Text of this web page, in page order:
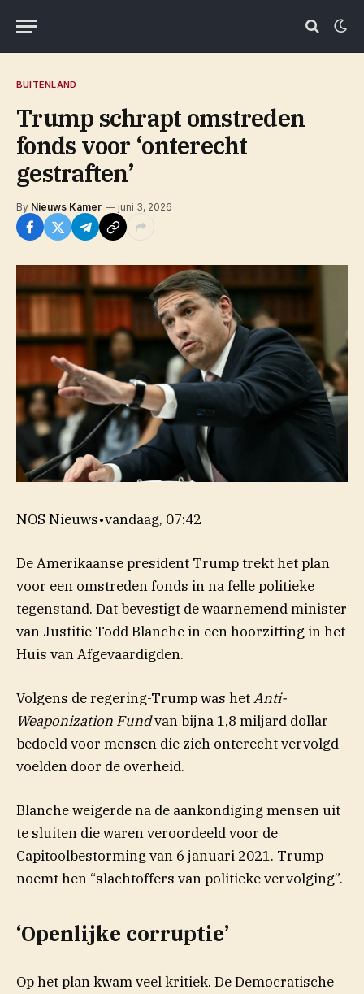
BUITENLAND
Trump schrapt omstreden
fonds voor ‘onterecht
gestraften’
By Nieuws Kamer juni 3, 2026
NOS Nieuws•vandaag, 07:42
De Amerikaanse president Trump trekt het plan
voor een omstreden fonds in na felle politieke
tegenstand. Dat bevestigt de waarnemend minister
van Justitie Todd Blanche in een hoorzitting in het
Huis van Afgevaardigden.
Volgens de regering-Trump was hetAnti-
Weaponization Fundvan bijna 1,8 miljard dollar
bedoeld voor mensen die zich onterecht vervolgd
voelden door de overheid.
Blanche weigerde na de aankondiging mensen uit
te sluiten die waren veroordeeld voor de
Capitoolbestorming van 6 januari 2021. Trump
noemt hen “slachtoffers van politieke vervolging”.
‘Openlijke corruptie’
Op het plan kwam veel kritiek. De Democratische